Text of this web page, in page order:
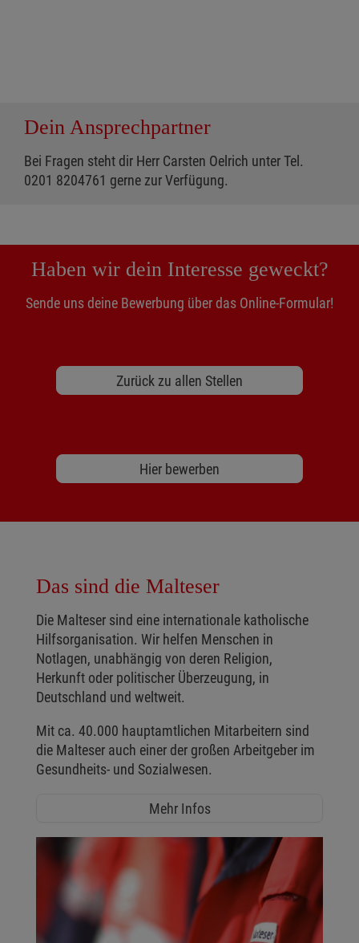
Dein Ansprechpartner
Bei Fragen steht dir Herr Carsten Oelrich unter Tel.
0201 8204761 gerne zur Verfügung.
Haben wir dein Interesse geweckt?
Sende uns deine Bewerbung über das Online-Formular!
Zurück zu allen Stellen
Hier bewerben
Das sind die Malteser
Die Malteser sind eine internationale katholische
Hilfsorganisation. Wir helfen Menschen in
Notlagen, unabhängig von deren Religion,
Herkunft oder politischer Überzeugung, in
Deutschland und weltweit.
Mit ca. 40.000 hauptamtlichen Mitarbeitern sind
die Malteser auch einer der großen Arbeitgeber im
Gesundheits- und Sozialwesen.
Mehr Infos